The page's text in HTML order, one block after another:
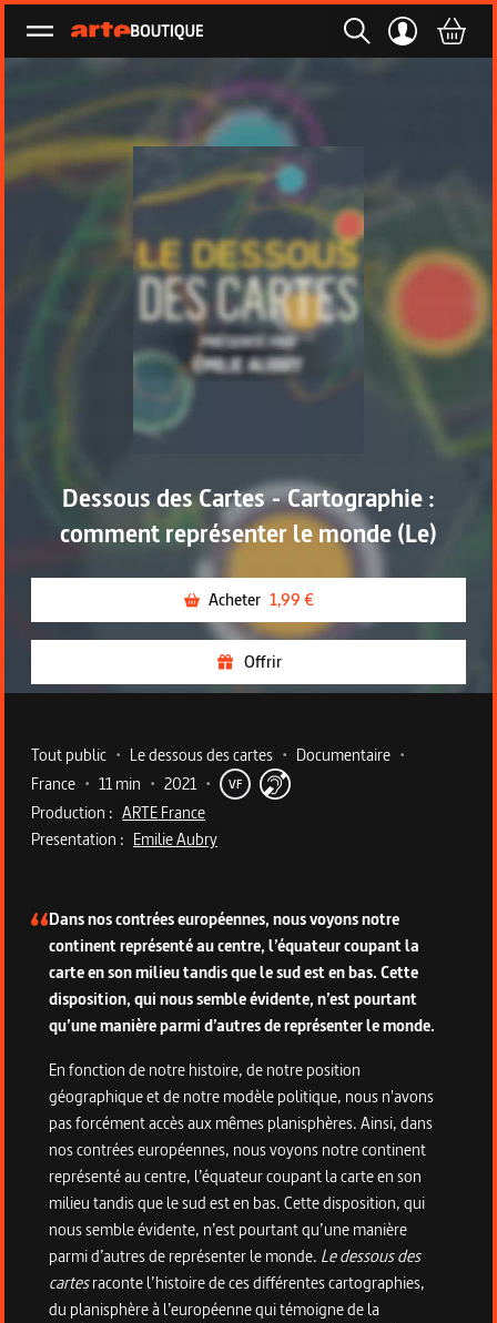
Ouvrir le menu
Dessous des Cartes - Cartographie :
comment représenter le monde (Le)
Acheter 1,99 €
Offrir
Metadata du programme
Tout public • Le dessous des cartes • Documentaire •
France • 11 min • 2021 • VF
Production : ARTE France
Presentation : Emilie Aubry
Dans nos contrées européennes, nous voyons notre
continent représenté au centre, l’équateur coupant la
carte en son milieu tandis que le sud est en bas. Cette
disposition, qui nous semble évidente, n’est pourtant
qu’une manière parmi d’autres de représenter le monde.
En fonction de notre histoire, de notre position
géographique et de notre modèle politique, nous n'avons
pas forcément accès aux mêmes planisphères. Ainsi, dans
nos contrées européennes, nous voyons notre continent
représenté au centre, l’équateur coupant la carte en son
milieu tandis que le sud est en bas. Cette disposition, qui
nous semble évidente, n’est pourtant qu’une manière
parmi d’autres de représenter le monde. Le dessous des
cartesraconte l’histoire de ces différentes cartographies,
du planisphère à l’européenne qui témoigne de la